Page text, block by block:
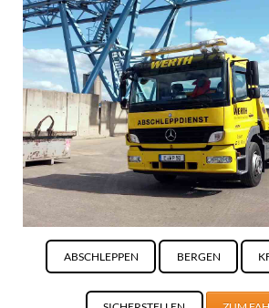
ABSCHLEPPEN BERGEN